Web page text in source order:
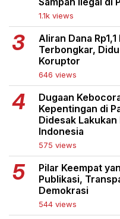
1.1k views
Aliran Dana
Terbongkar,
Koruptor
646 views
Dugaan
Kepentingan di
Didesak
Indonesia
575 views
Pilar Keempat
Publikasi,
Demokrasi
544 views